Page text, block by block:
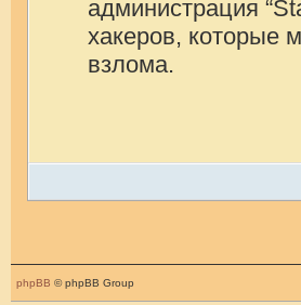
администрация
хакеров, которые
взлома.
phpBB © phpBB Group